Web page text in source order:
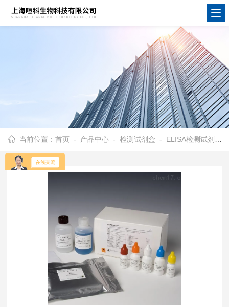
当前位置：首页 - 产品中心 -检测试剂盒 - ELISA检测试剂盒